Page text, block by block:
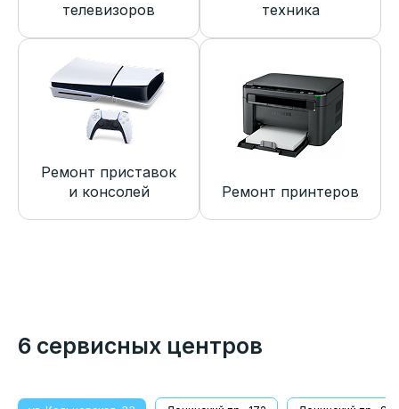
телевизоров
техника
Ремонт приставок
и консолей
Ремонт принтеров
6 сервисных центров